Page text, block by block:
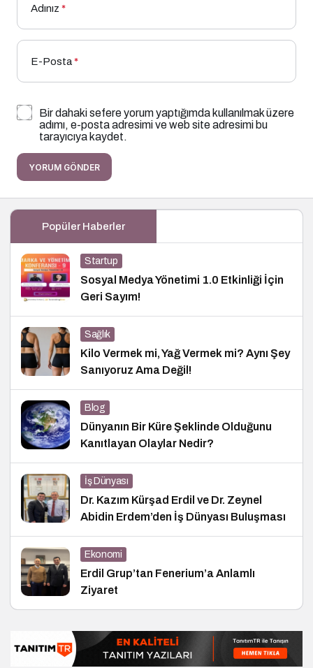
Adınız *
E-Posta*
Bir dahaki sefere yorum yaptığımda kullanılmak üzere
adımı, e-posta adresimi ve web site adresimi bu
tarayıcıya kaydet.
YORUM GÖNDER
Popüler Haberler
Startup
Sosyal Medya Yönetimi 1.0 Etkinliği İçin
Geri Sayım!
Sağlık
Kilo Vermek mi, Yağ Vermek mi? Aynı Şey
Sanıyoruz Ama Değil!
Blog
Dünyanın Bir Küre Şeklinde Olduğunu
Kanıtlayan Olaylar Nedir?
İş Dünyası
Dr. Kazım Kürşad Erdil ve Dr. Zeynel
Abidin Erdem’den İş Dünyası Buluşması
Ekonomi
Erdil Grup’tan Fenerium’a Anlamlı
Ziyaret